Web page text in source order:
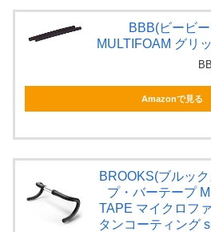
BBB(ビービ
MULTIFOAM グリ
Amazonで見る
BROOKS(ブルッ
プ・バーテープ
TAPE マイクロフ
タンコーティング